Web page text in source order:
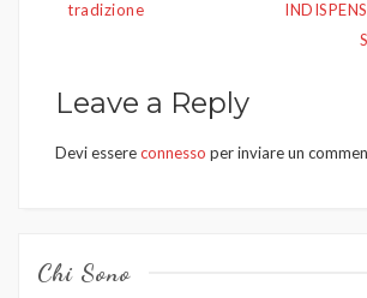
tradizione
Leave a Reply
Devi essereconnesso per inviare un
Chi Sono